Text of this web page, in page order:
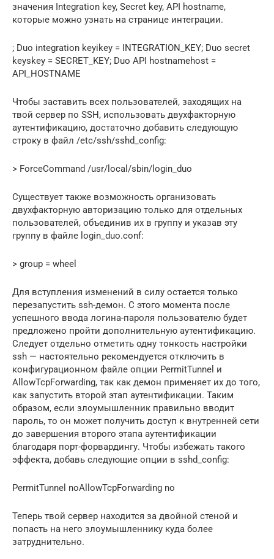
значения Integration key, Secret key, API hostname,
которые можно узнать на странице интеграции.
; Duo integration keyikey = INTEGRATION_KEY; Duo secret
keyskey = SECRET_KEY; Duo API hostnamehost =
API_HOSTNAME
Чтобы заставить всех пользователей, заходящих на
твой сервер по SSH, использовать двухфакторную
аутентификацию, достаточно добавить следующую
строку в файл /etc/ssh/sshd_config:
> ForceCommand /usr/local/sbin/login_duo
Существует также возможность организовать
двухфакторную авторизацию только для отдельных
пользователей, объединив их в группу и указав эту
группу в файле login_duo.conf:
> group = wheel
Для вступления изменений в силу остается только
перезапустить ssh-демон. С этого момента после
успешного ввода логина-пароля пользователю будет
предложено пройти дополнительную аутентификацию.
Следует отдельно отметить одну тонкость настройки
ssh — настоятельно рекомендуется отключить в
конфигурационном файле опции PermitTunnel и
AllowTcpForwarding, так как демон применяет их до того,
как запустить второй этап аутентификации. Таким
образом, если злоумышленник правильно вводит
пароль, то он может получить доступ к внутренней сети
до завершения второго этапа аутентификации
благодаря порт-форвардингу. Чтобы избежать такого
эффекта, добавь следующие опции в sshd_config:
PermitTunnel noAllowTcpForwarding no
Теперь твой сервер находится за двойной стеной и
попасть на него злоумышленнику куда более
затруднительно.